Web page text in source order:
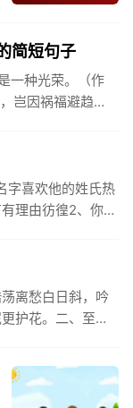
简短句子
一种光荣。（作
岂因祸福避趋
字喜欢他的姓氏热
理由彷徨2、你的
离愁白日斜，吟
护花。二、至今